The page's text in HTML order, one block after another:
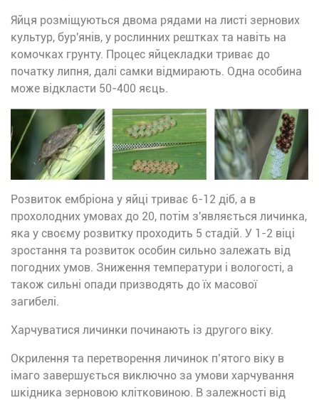
Яйця розміщуються двома рядами на листі зернових
культур, бур'янів, у рослинних рештках та навіть на
комочках грунту. Процес яйцекладки триває до
початку липня, далі самки відмирають. Одна особина
може відкласти 50-400 яєць.
Розвиток ембріона у яйці триває 6-12 діб, а в
прохолодних умовах до 20, потім з'являється личинка,
яка у своєму розвитку проходить 5 стадій. У 1-2 віці
зростання та розвиток особин сильно залежать від
погодних умов. Зниження температури і вологості, а
також сильні опади призводять до їх масової
загибелі.
Харчуватися личинки починають із другого віку.
Окрилення та перетворення личинок п’ятого віку в
імаго завершується виключно за умови харчування
шкідника зерновою клітковиною. В залежності від